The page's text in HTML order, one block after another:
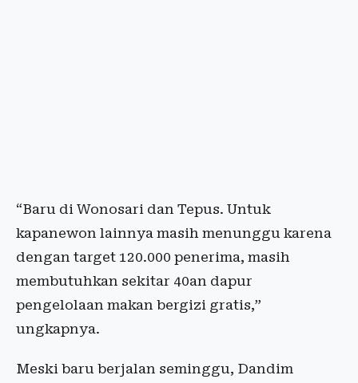
“Baru di Wonosari dan Tepus. Untuk
kapanewon lainnya masih menunggu karena
dengan target 120.000 penerima, masih
membutuhkan sekitar 40an dapur
pengelolaan makan bergizi gratis,”
ungkapnya.
Meski baru berjalan seminggu, Dandim